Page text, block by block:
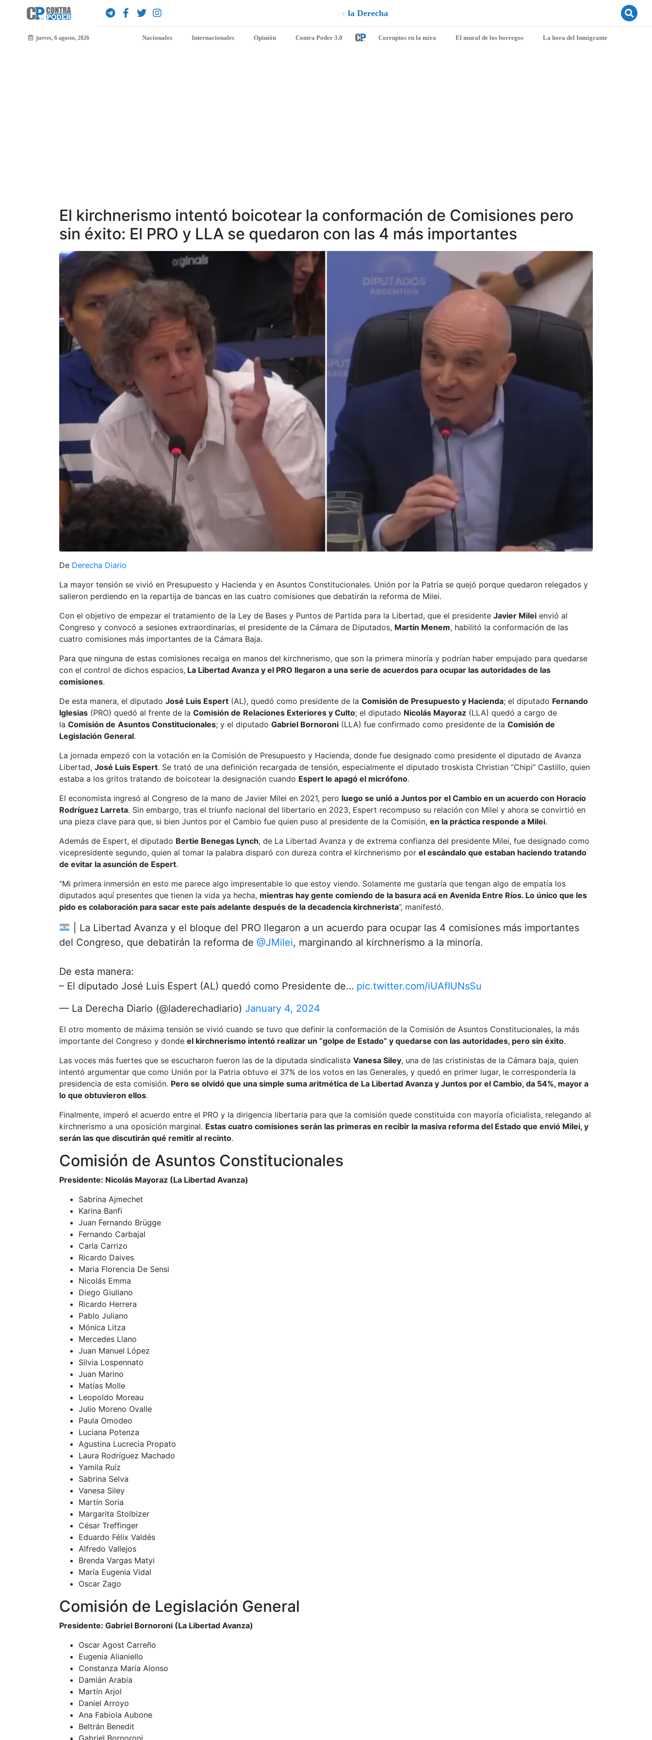
jueves, 6 agosto, 2026 Nacionales Internacionales Opinión Contra Poder 3.0 Corruptos en la mira El mural de los borregos La hora del Inmigrante
El kirchnerismo intentó boicotear la conformación de Comisiones pero
sin éxito: El PRO y LLA se quedaron con las 4 más importantes
De Derecha Diario
La mayor tensión se vivió en Presupuesto y Hacienda y en Asuntos Constitucionales. Unión por la Patria se quejó porque quedaron relegados y
salieron perdiendo en la repartija de bancas en las cuatro comisiones que debatirán la reforma de Milei.
Con el objetivo de empezar el tratamiento de la Ley de Bases y Puntos de Partida para la Libertad, que el presidente Javier Milei envió al
Congreso y convocó a sesiones extraordinarias, el presidente de la Cámara de Diputados, Martín Menem, habilitó la conformación de las
cuatro comisiones más importantes de la Cámara Baja.
Para que ninguna de estas comisiones recaiga en manos del kirchnerismo, que son la primera minoría y podrían haber empujado para quedarse
con el control de dichos espacios, La Libertad Avanza y el PRO llegaron a una serie de acuerdos para ocupar las autoridades de las
comisiones.
De esta manera, el diputado José Luis Espert (AL), quedó como presidente de la Comisión de Presupuesto y Hacienda; el diputado Fernando
Iglesias (PRO) quedó al frente de la Comisión de Relaciones Exteriores y Culto; el diputado Nicolás Mayoraz (LLA) quedó a cargo de
la Comisión de Asuntos Constitucionales; y el diputado Gabriel Bornoroni (LLA) fue confirmado como presidente de la Comisión de
Legislación General.
La jornada empezó con la votación en la Comisión de Presupuesto y Hacienda, donde fue designado como presidente el diputado de Avanza
Libertad, José Luis Espert. Se trató de una definición recargada de tensión, especialmente el diputado troskista Christian “Chipi” Castillo, quien
estaba a los gritos tratando de boicotear la designación cuando Espert le apagó el micrófono.
El economista ingresó al Congreso de la mano de Javier Milei en 2021, pero luego se unió a Juntos por el Cambio en un acuerdo con Horacio
Rodríguez Larreta. Sin embargo, tras el triunfo nacional del libertario en 2023, Espert recompuso su relación con Milei y ahora se convirtió en
una pieza clave para que, si bien Juntos por el Cambio fue quien puso al presidente de la Comisión, en la práctica responde a Milei.
Además de Espert, el diputado Bertie Benegas Lynch, de La Libertad Avanza y de extrema confianza del presidente Milei, fue designado como
vicepresidente segundo, quien al tomar la palabra disparó con dureza contra el kirchnerismo por el escándalo que estaban haciendo tratando
de evitar la asunción de Espert.
“Mi primera inmersión en esto me parece algo impresentable lo que estoy viendo. Solamente me gustaría que tengan algo de empatía los
diputados aquí presentes que tienen la vida ya hecha, mientras hay gente comiendo de la basura acá en Avenida Entre Ríos. Lo único que les
pido es colaboración para sacar este país adelante después de la decadencia kirchnerista”, manifestó.
| La Libertad Avanza y el bloque del PRO llegaron a un acuerdo para ocupar las 4 comisiones más importantes
del Congreso, que debatirán la reforma de @JMilei, marginando al kirchnerismo a la minoría.
De esta manera:
– El diputado José Luis Espert (AL) quedó como Presidente de… pic.twitter.com/iUAfIUNsSu
— La Derecha Diario (@laderechadiario) January 4, 2024
El otro momento de máxima tensión se vivió cuando se tuvo que definir la conformación de la Comisión de Asuntos Constitucionales, la más
importante del Congreso y donde el kirchnerismo intentó realizar un “golpe de Estado” y quedarse con las autoridades, pero sin éxito.
Las voces más fuertes que se escucharon fueron las de la diputada sindicalista Vanesa Siley, una de las cristinistas de la Cámara baja, quien
intentó argumentar que como Unión por la Patria obtuvo el 37% de los votos en las Generales, y quedó en primer lugar, le correspondería la
presidencia de esta comisión. Pero se olvidó que una simple suma aritmética de La Libertad Avanza y Juntos por el Cambio, da 54%, mayor a
lo que obtuvieron ellos.
Finalmente, imperó el acuerdo entre el PRO y la dirigencia libertaria para que la comisión quede constituida con mayoría oficialista, relegando al
kirchnerismo a una oposición marginal. Estas cuatro comisiones serán las primeras en recibir la masiva reforma del Estado que envió Milei, y
serán las que discutirán qué remitir al recinto.
Comisión de Asuntos Constitucionales
Presidente: Nicolás Mayoraz (La Libertad Avanza)
Sabrina Ajmechet
Karina Banfi
Juan Fernando Brügge
Fernando Carbajal
Carla Carrizo
Ricardo Daives
Maria Florencia De Sensi
Nicolás Emma
Diego Giuliano
Ricardo Herrera
Pablo Juliano
Mónica Litza
Mercedes Llano
Juan Manuel López
Silvia Lospennato
Juan Marino
Matías Molle
Leopoldo Moreau
Julio Moreno Ovalle
Paula Omodeo
Luciana Potenza
Agustina Lucrecia Propato
Laura Rodríguez Machado
Yamila Ruíz
Sabrina Selva
Vanesa Siley
Martín Soria
Margarita Stolbizer
César Treffinger
Eduardo Félix Valdés
Alfredo Vallejos
Brenda Vargas Matyi
María Eugenia Vidal
Oscar Zago
Comisión de Legislación General
Presidente: Gabriel Bornoroni (La Libertad Avanza)
Oscar Agost Carreño
Eugenia Alianiello
Constanza María Alonso
Damián Arabia
Martín Arjol
Daniel Arroyo
Ana Fabiola Aubone
Beltrán Benedit
Gabriel Bornoroni